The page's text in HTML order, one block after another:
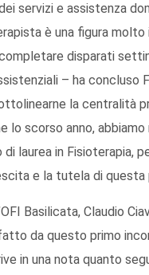
servizi e assistenza
è una figura
disparati
– ha concluso
la centralità
lo scorso anno,
di laurea in Fisioterapia,
e la tutela di questa
Basilicata, Claudio
da questo primo
in una nota quanto